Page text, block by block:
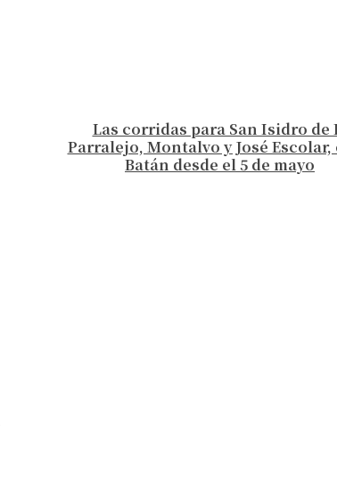
Las corridas para San Isidro de
Parralejo, Montalvo y José Escolar,
Batán desde el 5 de mayo